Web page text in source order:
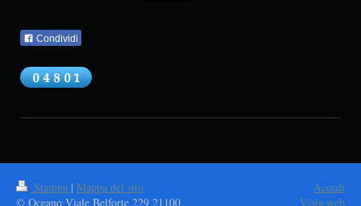
Condividi
Stampa | Mappa del sito
© Oceano Viale Belforte 229 21100
Accedi
Vista web